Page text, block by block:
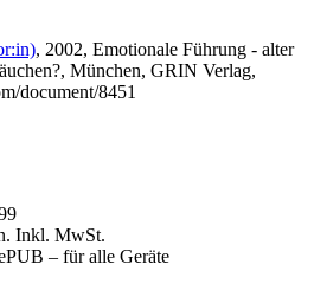
, 2002, Emotionale Führung - alter
München, GRIN Verlag,
document/8451
Inkl. MwSt.
– für alle Geräte